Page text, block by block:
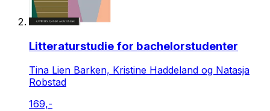
Litteraturstudie for bachelorstudenter
Tina Lien Barken, Kristine Haddeland og Natasja
Robstad
169,-